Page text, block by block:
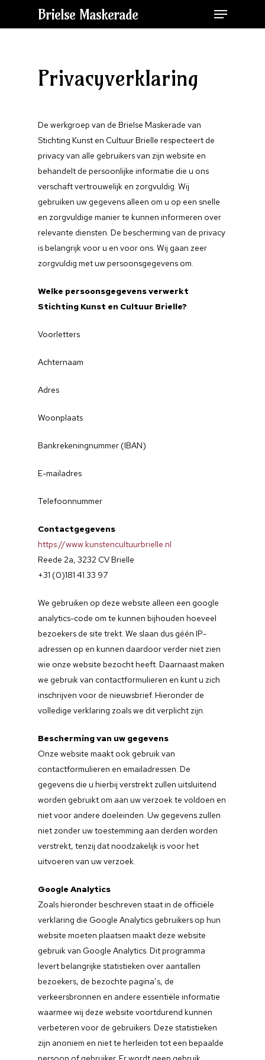
Brielse Maskerade
Privacyverklaring
De werkgroep van de Brielse Maskerade van
Stichting Kunst en Cultuur Brielle respecteert de
privacy van alle gebruikers van zijn website en
behandelt de persoonlijke informatie die u ons
verschaft vertrouwelijk en zorgvuldig. Wij
gebruiken uw gegevens alleen om u op een snelle
en zorgvuldige manier te kunnen informeren over
relevante diensten. De bescherming van de privacy
is belangrijk voor u en voor ons. Wij gaan zeer
zorgvuldig met uw persoonsgegevens om.
Welke persoonsgegevens verwerkt
Stichting Kunst en Cultuur Brielle?
Voorletters
Achternaam
Adres
Woonplaats
Bankrekeningnummer (IBAN)
E-mailadres
Telefoonnummer
Contactgegevens
https://www.kunstencultuurbrielle.nl
Reede 2a, 3232 CV Brielle
+31 (0)181 41 33 97
We gebruiken op deze website alleen een google
analytics-code om te kunnen bijhouden hoeveel
bezoekers de site trekt. We slaan dus géén IP-
adressen op en kunnen daardoor verder niet zien
wie onze website bezocht heeft. Daarnaast maken
we gebruik van contactformulieren en kunt u zich
inschrijven voor de nieuwsbrief. Hieronder de
volledige verklaring zoals we dit verplicht zijn.
Bescherming van uw gegevens
Onze website maakt ook gebruik van
contactformulieren en emailadressen. De
gegevens die u hierbij verstrekt zullen uitsluitend
worden gebruikt om aan uw verzoek te voldoen en
niet voor andere doeleinden. Uw gegevens zullen
niet zonder uw toestemming aan derden worden
verstrekt, tenzij dat noodzakelijk is voor het
uitvoeren van uw verzoek.
Google Analytics
Zoals hieronder beschreven staat in de officiële
verklaring die Google Analytics gebruikers op hun
website moeten plaatsen maakt deze website
gebruik van Google Analytics. Dit programma
levert belangrijke statistieken over aantallen
bezoekers, de bezochte pagina’s, de
verkeersbronnen en andere essentiële informatie
waarmee wij deze website voortdurend kunnen
verbeteren voor de gebruikers. Deze statistieken
zijn anoniem en niet te herleiden tot een bepaalde